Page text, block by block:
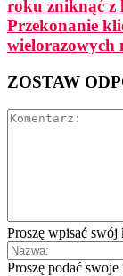
roku zniknąć z
Przekonanie
wielorazowych
ZOSTAW
Proszę wpisać swój
Proszę podać swoje